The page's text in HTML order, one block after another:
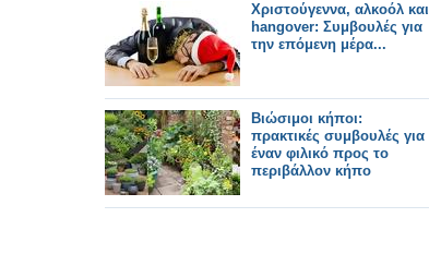
Χριστούγεννα, αλκοόλ και
hangover: Συμβουλές για
την επόμενη μέρα...
Βιώσιμοι κήποι:
πρακτικές συμβουλές για
έναν φιλικό προς το
περιβάλλον κήπο